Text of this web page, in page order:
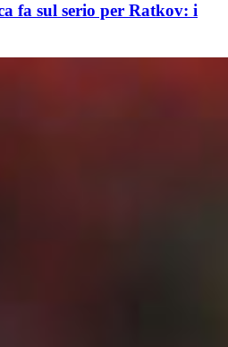
fa sul serio per Ratkov: i